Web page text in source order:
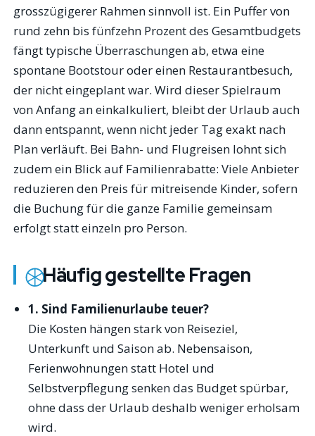
grosszügigerer Rahmen sinnvoll ist. Ein Puffer von
rund zehn bis fünfzehn Prozent des Gesamtbudgets
fängt typische Überraschungen ab, etwa eine
spontane Bootstour oder einen Restaurantbesuch,
der nicht eingeplant war. Wird dieser Spielraum
von Anfang an einkalkuliert, bleibt der Urlaub auch
dann entspannt, wenn nicht jeder Tag exakt nach
Plan verläuft. Bei Bahn- und Flugreisen lohnt sich
zudem ein Blick auf Familienrabatte: Viele Anbieter
reduzieren den Preis für mitreisende Kinder, sofern
die Buchung für die ganze Familie gemeinsam
erfolgt statt einzeln pro Person.
Häufig gestellte Fragen
1. Sind Familienurlaube teuer?
Die Kosten hängen stark von Reiseziel,
Unterkunft und Saison ab. Nebensaison,
Ferienwohnungen statt Hotel und
Selbstverpflegung senken das Budget spürbar,
ohne dass der Urlaub deshalb weniger erholsam
wird.